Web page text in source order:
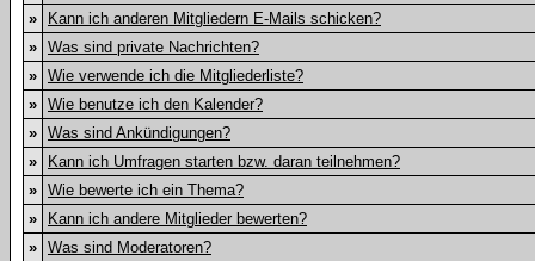
»
Kann ich anderen Mitgliedern E-Mails schicken?
» Was sind private Nachrichten?
» Wie verwende ich die Mitgliederliste?
» Wie benutze ich den Kalender?
» Was sind Ankündigungen?
»
Kann ich Umfragen starten bzw. daran teilnehmen?
» Wie bewerte ich ein Thema?
»
Kann ich andere Mitglieder bewerten?
» Was sind Moderatoren?